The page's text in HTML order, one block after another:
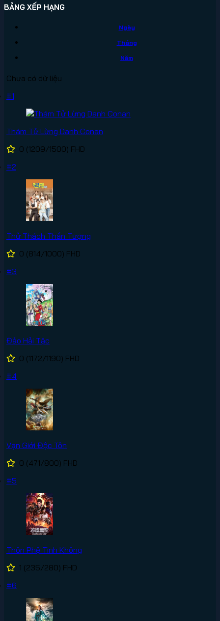
BẢNG XẾP HẠNG
Ngày
Tháng
Năm
Chưa có dữ liệu
#1
Thám Tử Lừng Danh Conan
0 (1209/1500) FHD
#2
Thử Thách Thần Tượng
0 (814/1000) FHD
#3
Đảo Hải Tặc
0 (1172/1190) FHD
#4
Vạn Giới Độc Tôn
0 (471/800) FHD
#5
Thôn Phệ Tinh Không
1 (235/280) FHD
#6